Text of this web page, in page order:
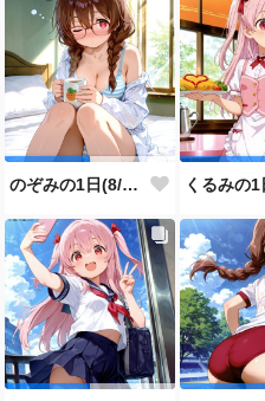
のぞみの1日(8/2投稿分)